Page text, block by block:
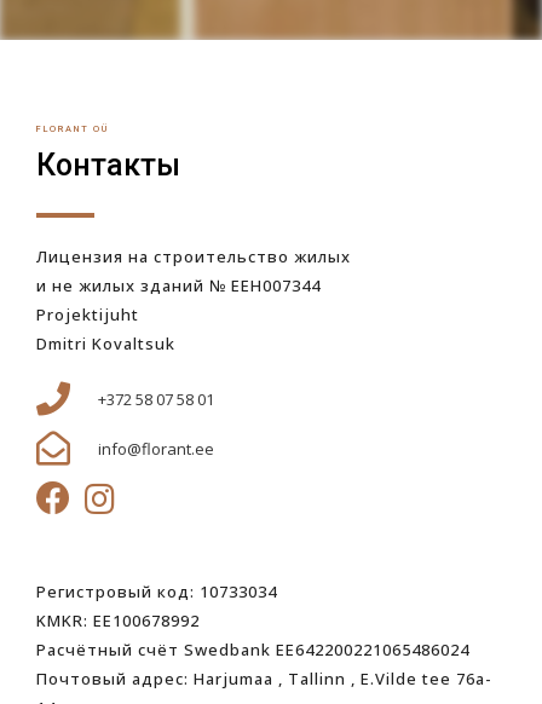
FLORANT OÜ
Контакты
Лицензия на строительство жилых
и не жилых зданий № EEH007344
Projektijuht
Dmitri Kovaltsuk
+372 58 07 58 01
info@florant.ee
Регистровый код: 10733034
KMKR: EE100678992
Расчётный счёт Swedbank EE642200221065486024
Почтовый адрес: Harjumaa , Tallinn , E.Vilde tee 76a-